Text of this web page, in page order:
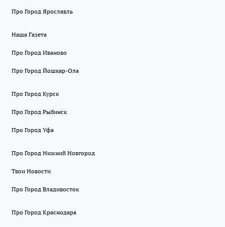
Про Город Ярославль
Наша Газета
Про Город Иваново
Про Город Йошкар-Ола
Про Город Курск
Про Город Рыбинск
Про Город Уфа
Про Город Нижний Новгород
Твои Новости
Про Город Владивосток
Про Город Краснодара